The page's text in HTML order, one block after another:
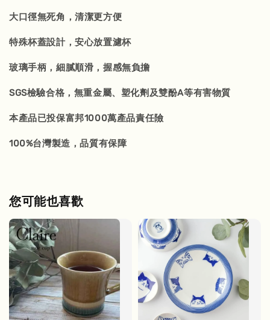
大口徑無死角，清潔更方便
特殊杯蓋設計，安心放置濾杯
玻璃手柄，細膩順滑，握感無負擔
SGS檢驗合格，無重金屬、塑化劑及雙酚A等有害物質
本產品已投保富邦1000萬產品責任險
100%台灣製造，品質有保障
您可能也喜歡